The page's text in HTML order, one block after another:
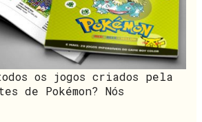
os jogos criados pela
de Pokémon? Nós